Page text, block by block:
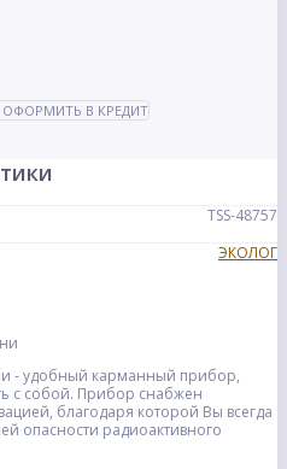
В КРЕДИТ
TSS-48757
ЭКОЛОГ
- удобный карманный прибор,
с собой. Прибор снабжен
благодаря которой Вы всегда
опасности радиоактивного